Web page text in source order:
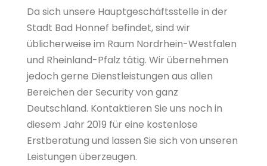
Da sich unsere Hauptgeschäftsstelle in der
Stadt Bad Honnef befindet, sind wir
üblicherweise im Raum Nordrhein-Westfalen
und Rheinland-Pfalz tätig. Wir übernehmen
jedoch gerne Dienstleistungen aus allen
Bereichen der Security von ganz
Deutschland. Kontaktieren Sie uns noch in
diesem Jahr 2019 für eine kostenlose
Erstberatung und lassen Sie sich von unseren
Leistungen überzeugen.